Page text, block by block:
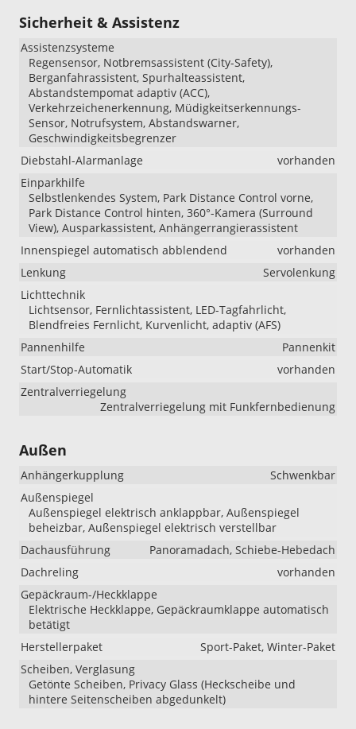
Sicherheit & Assistenz
Assistenzsysteme
Regensensor, Notbremsassistent (City-Safety),
Berganfahrassistent, Spurhalteassistent,
Abstandstempomat adaptiv (ACC),
Verkehrzeichenerkennung, Müdigkeitserkennungs-
Sensor, Notrufsystem, Abstandswarner,
Geschwindigkeitsbegrenzer
Diebstahl-Alarmanlage
vorhanden
Einparkhilfe
Selbstlenkendes System, Park Distance Control vorne,
Park Distance Control hinten, 360°-Kamera (Surround
View), Ausparkassistent, Anhängerrangierassistent
Innenspiegel automatisch abblendend
vorhanden
Lenkung
Servolenkung
Lichttechnik
Lichtsensor, Fernlichtassistent, LED-Tagfahrlicht,
Blendfreies Fernlicht, Kurvenlicht, adaptiv (AFS)
Pannenhilfe
Pannenkit
Start/Stop-Automatik
vorhanden
Zentralverriegelung
Zentralverriegelung mit Funkfernbedienung
Außen
Anhängerkupplung
Schwenkbar
Außenspiegel
Außenspiegel elektrisch anklappbar, Außenspiegel
beheizbar, Außenspiegel elektrisch verstellbar
Dachausführung
Panoramadach, Schiebe-Hebedach
Dachreling
vorhanden
Gepäckraum-/Heckklappe
Elektrische Heckklappe, Gepäckraumklappe automatisch
betätigt
Herstellerpaket
Sport-Paket, Winter-Paket
Scheiben, Verglasung
Getönte Scheiben, Privacy Glass (Heckscheibe und
hintere Seitenscheiben abgedunkelt)